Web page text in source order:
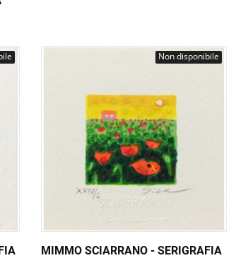
Non disponibile
MIMMO SCIARRANO - SERIGRAFIA